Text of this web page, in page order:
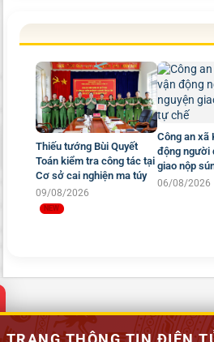
Thiếu tướng Bùi Quyết
Toán kiểm tra công tác tại
Cơ sở cai nghiện ma túy
09/08/2026
Công an xã
động người
giao nộp
06/08/2026